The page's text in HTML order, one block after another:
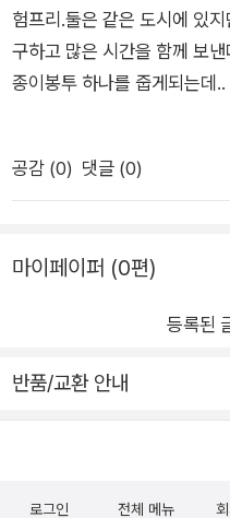
험프리.둘은 같은 도시에 있
구하고 많은 시간을 함께 보
종이봉투 하나를 줍게되는데
기.이 그림책을 보며 하루하
조그만 행복들로 힘을 내는 우
우리의 도시야!'라고 말하는
참 다행이다. 어른 사람들이
부터 도서를 제공받아 읽고,
공감 (0) 댓글 (0)
마이페이퍼 (0편)
등록된
반품/교환 안내
로그인 전체 메뉴